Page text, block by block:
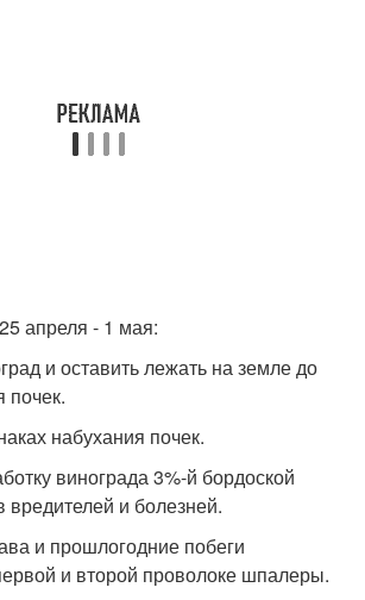
апреля - 1 мая:
и оставить лежать на земле до
почек.
набухания почек.
винограда 3%-й бордоской
вредителей и болезней.
и прошлогодние побеги
и второй проволоке шпалеры.